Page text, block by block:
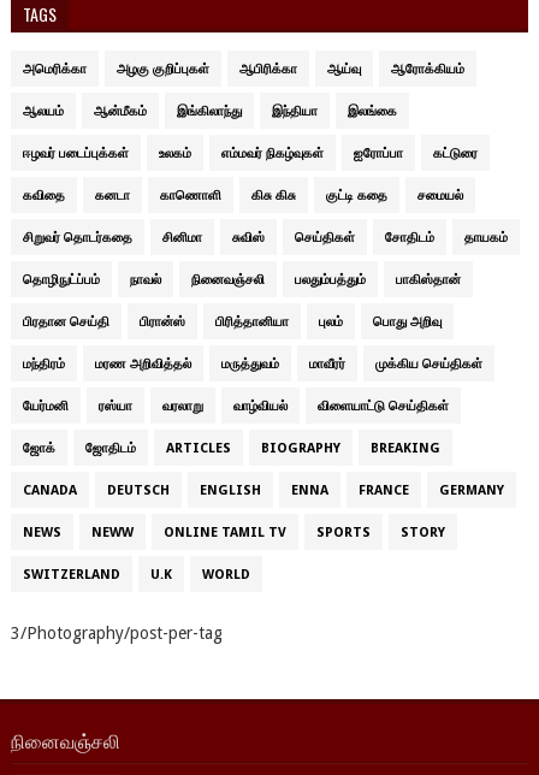
TAGS
அமெரிக்கா அழகு குறிப்புகள் ஆபிரிக்கா ஆய்வு ஆரோக்கியம்
ஆலயம் ஆன்மீகம் இங்கிலாந்து இந்தியா இலங்கை
ஈழவர் படைப்புக்கள் உலகம் எம்மவர் நிகழ்வுகள் ஐரோப்பா கட்டுரை
கவிதை கனடா காணொளி கிசு கிசு குட்டி கதை சமையல்
சிறுவர் தொடர்கதை சினிமா சுவிஸ் செய்திகள் சோதிடம் தாயகம்
தொழிநுட்ப்பம் நாவல் நினைவஞ்சலி பலதும்பத்தும் பாகிஸ்தான்
பிரதான செய்தி பிரான்ஸ் பிரித்தானியா புலம் பொது அறிவு
மந்திரம் மரண அறிவித்தல் மருத்துவம் மாவீரர் முக்கிய செய்திகள்
யேர்மனி ரஸ்யா வரலாறு வாழ்வியல் விளையாட்டு செய்திகள்
ஜோக் ஜோதிடம் ARTICLES BIOGRAPHY BREAKING
CANADA DEUTSCH ENGLISH ENNA FRANCE GERMANY
NEWS NEWW ONLINE TAMIL TV SPORTS STORY
SWITZERLAND U.K WORLD
3/Photography/post-per-tag
நினைவஞ்சலி